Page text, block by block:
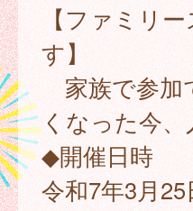
【ファミリ
す】
家族で参加
くなった今、
◆開催日時
令和7年3月25